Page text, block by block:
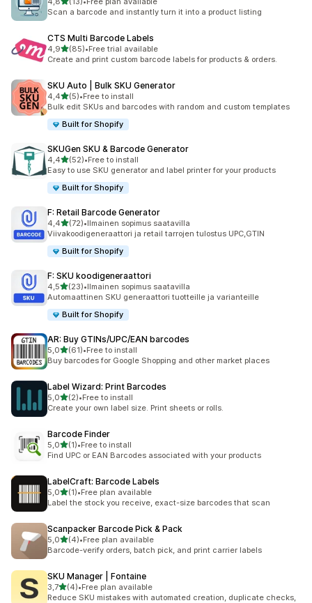
13 arvostelua yhteensä
Scan a barcode and instantly turn it into a product listing
CTS Multi Barcode Labels
4,9/ 5 tähteä
(85)
85 arvostelua yhteensä
•Free trial available
Create and print custom barcode labels for products & orders.
SKU Auto | Bulk SKU Generator
4,4/ 5 tähteä
(5)
5 arvostelua yhteensä
•Free to install
Bulk edit SKUs and barcodes with random and custom templates
Built for Shopify
SKUGen SKU & Barcode Generator
4,4/ 5 tähteä
(52)
52 arvostelua yhteensä
•Free to install
Easy to use SKU generator and label printer for your products
Built for Shopify
F: Retail Barcode Generator
4,4/ 5 tähteä
(72)
72 arvostelua yhteensä
•Ilmainen sopimus saatavilla
Viivakoodigeneraattori ja retail tarrojen tulostus UPC,GTIN
Built for Shopify
F: SKU koodigeneraattori
4,5/ 5 tähteä
(23)
23 arvostelua yhteensä
•Ilmainen sopimus saatavilla
Automaattinen SKU generaattori tuotteille ja varianteille
Built for Shopify
AR: Buy GTINs/UPC/EAN barcodes
5,0/ 5 tähteä
(61)
61 arvostelua yhteensä
•Free to install
Buy barcodes for Google Shopping and other market places
Label Wizard: Print Barcodes
5,0/ 5 tähteä
(2)
2 arvostelua yhteensä
•Free to install
Create your own label size. Print sheets or rolls.
Barcode Finder
5,0/ 5 tähteä
(1)
1 arvostelua yhteensä
•Free to install
Find UPC or EAN Barcodes associated with your products
LabelCraft: Barcode Labels
5,0/ 5 tähteä
(1)
1 arvostelua yhteensä
•Free plan available
Label the stock you receive, exact-size barcodes that scan
Scanpacker Barcode Pick & Pack
5,0/ 5 tähteä
(4)
4 arvostelua yhteensä
•Free plan available
Barcode-verify orders, batch pick, and print carrier labels
SKU Manager | Fontaine
3,7/ 5 tähteä
(4)
4 arvostelua yhteensä
•Free plan available
Reduce SKU mistakes with automated creation, duplicate checks,